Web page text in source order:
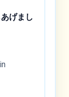
げまし